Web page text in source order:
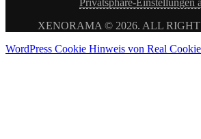
XENORAMA © 2026. ALL
WordPress Cookie Hinweis von Real